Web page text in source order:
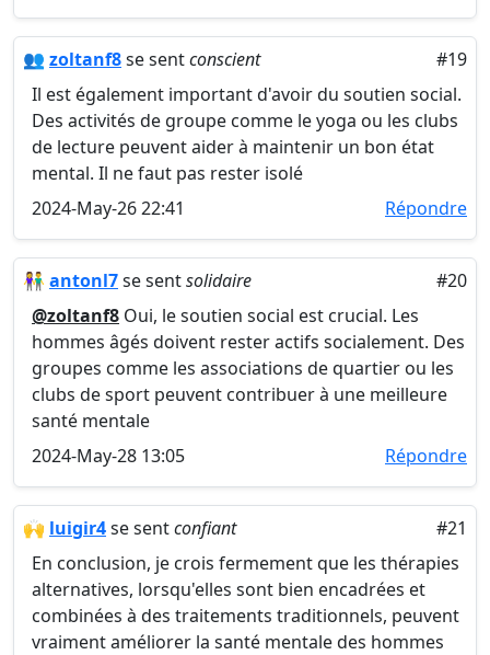
👥 zoltanf8se sentconscient
#19
Il est également important d'avoir du soutien social.
Des activités de groupe comme le yoga ou les clubs
de lecture peuvent aider à maintenir un bon état
mental. Il ne faut pas rester isolé
2024-May-26 22:41
Répondre
👫 antonl7se sentsolidaire
#20
@zoltanf8 Oui, le soutien social est crucial. Les
hommes âgés doivent rester actifs socialement. Des
groupes comme les associations de quartier ou les
clubs de sport peuvent contribuer à une meilleure
santé mentale
2024-May-28 13:05
Répondre
🙌 luigir4se sentconfiant
#21
En conclusion, je crois fermement que les thérapies
alternatives, lorsqu'elles sont bien encadrées et
combinées à des traitements traditionnels, peuvent
vraiment améliorer la santé mentale des hommes